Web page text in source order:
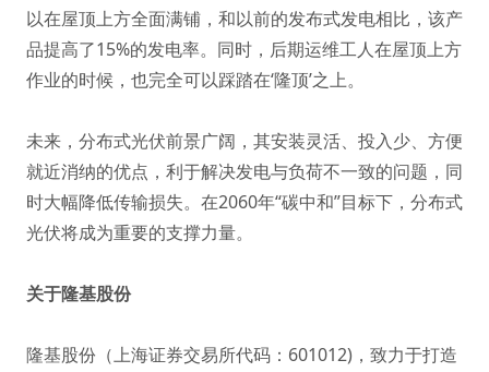
以在屋顶上方全面满铺，和以前的发布式发电相比，该产
品提高了15%的发电率。同时，后期运维工人在屋顶上方
作业的时候，也完全可以踩踏在‘隆顶’之上。
未来，分布式光伏前景广阔，其安装灵活、投入少、方便
就近消纳的优点，利于解决发电与负荷不一致的问题，同
时大幅降低传输损失。在2060年“碳中和”目标下，分布式
光伏将成为重要的支撑力量。
关于隆基股份
隆基股份（上海证券交易所代码：601012)，致力于打造